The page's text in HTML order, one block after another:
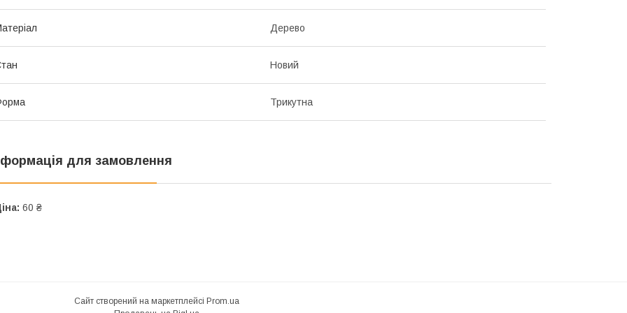
Дерево
Новий
Трикутна
для замовлення
60 ₴
Сайт створений на маркетплейсі Prom.ua